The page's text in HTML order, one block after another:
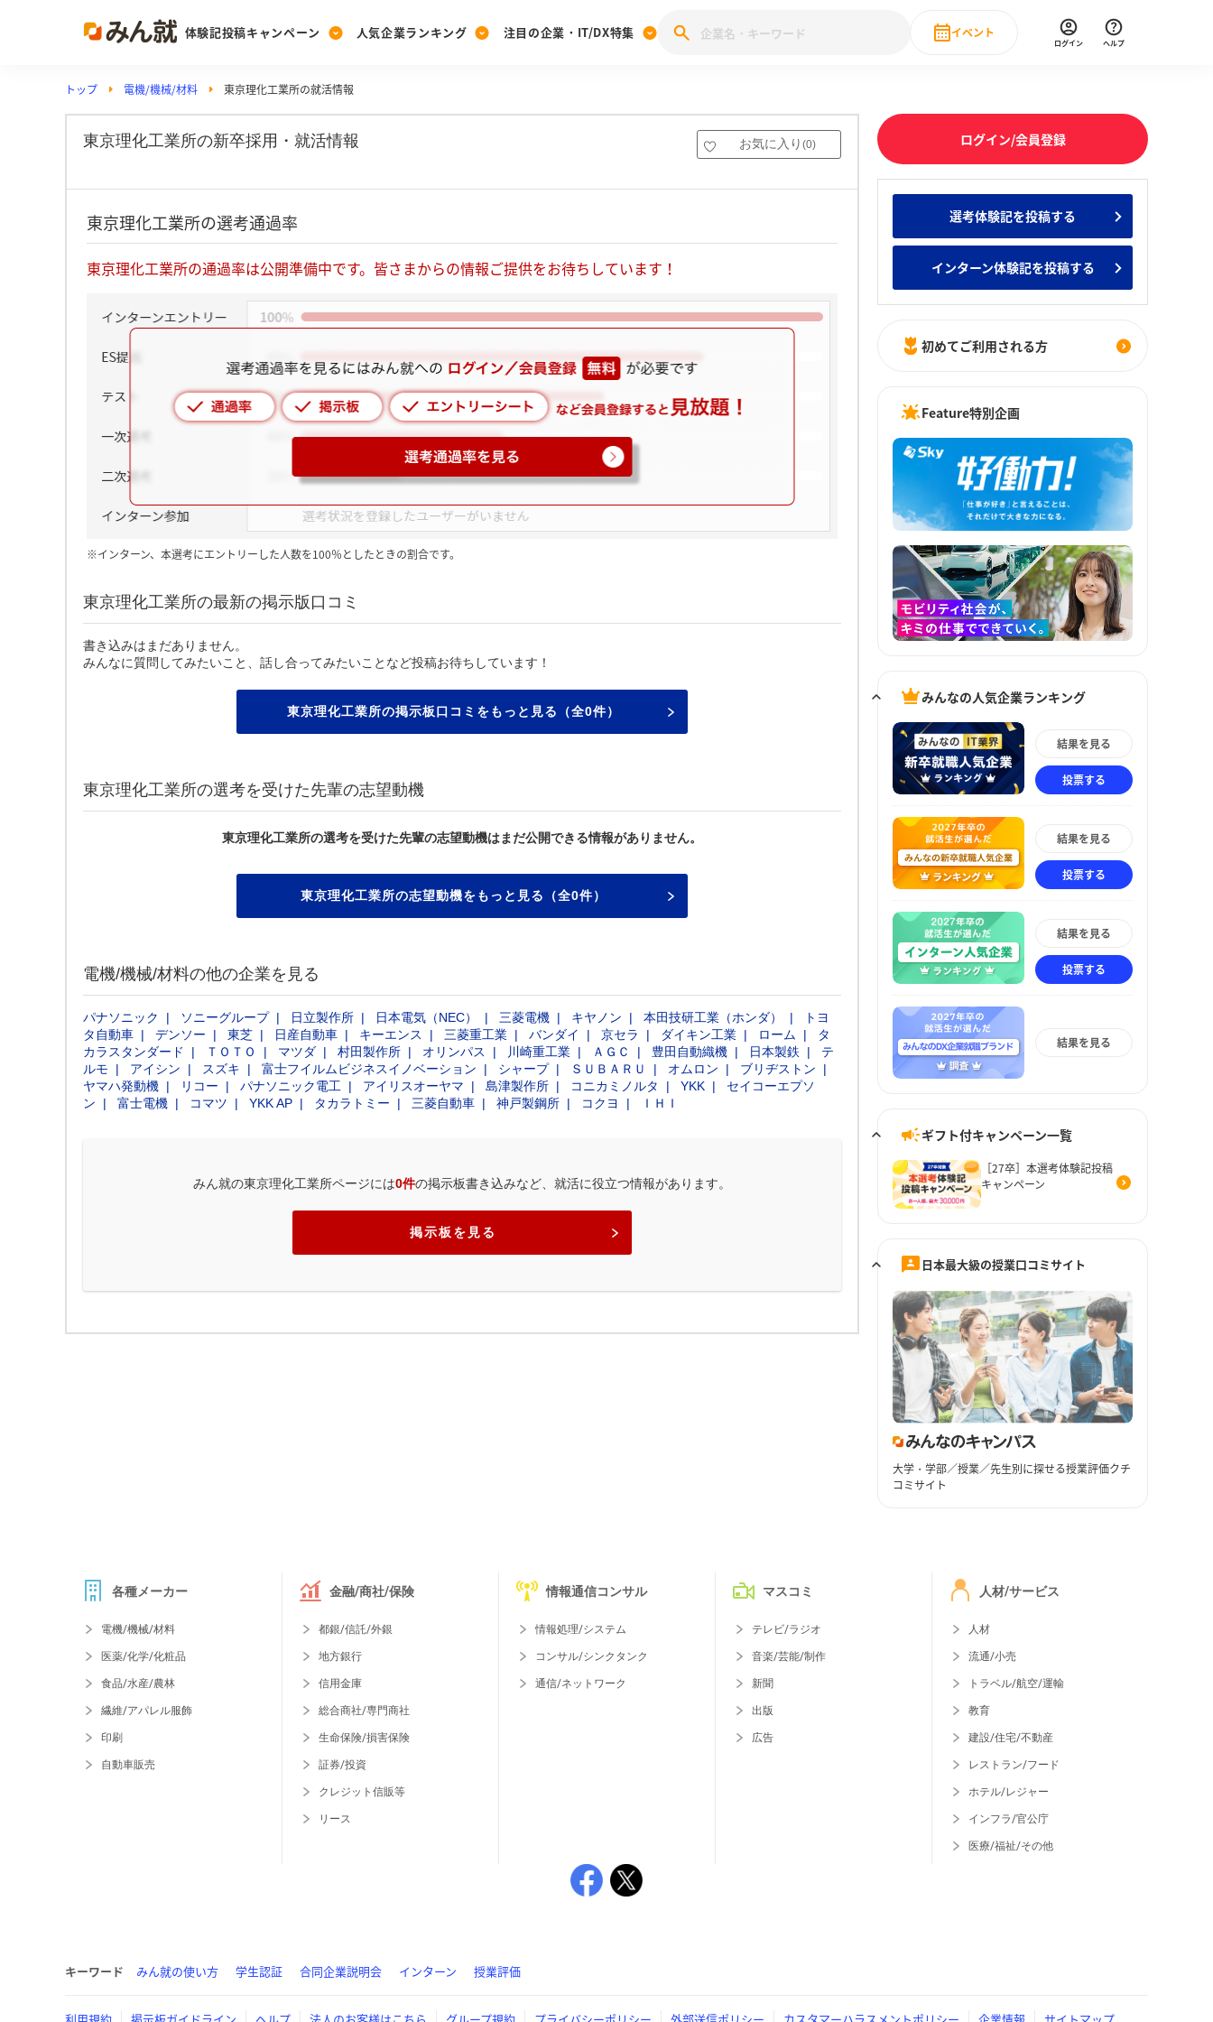
体験記投稿キャンペーン
Post
投稿する
[27卒] 本選考体験記投稿キャンペーン
人気企業ランキング
Ranking
ランキングを見る
投票する
みんなの新卒就職人気企業ランキング みんなのインターン人気企業ランキ
注目の企業・IT/DX特集
PickUp
注目の企業特集
28卒 IT・DX企業特集 27卒 IT・DX企業特集 28卒 IT・DX現場社員インタビュー
動画で知ろう！業界・企業研究
イベント
直近のイベント一覧
ログイン ヘルプ
トップ 電機/機械/材料 東京理化工業所の就活情報
東京理化工業所の新卒採用・就活情報 お気に入り (0)
東京理化工業所の選考通過率
東京理化工業所の通過率は公開準備中です。皆さまからの情報ご提供をお待ちしています！
※インターン、本選考にエントリーした人数を100％としたときの割合です。
東京理化工業所の最新の掲示版口コミ
書き込みはまだありません。
みんなに質問してみたいこと、話し合ってみたいことなど投稿お待ちしています！
東京理化工業所の掲示板口コミをもっと見る（全0件）
東京理化工業所の選考を受けた先輩の志望動機
東京理化工業所の選考を受けた先輩の志望動機はまだ公開できる情報がありません。
東京理化工業所の志望動機をもっと見る（全0件）
電機/機械/材料の他の企業を見る
パナソニック ソニーグループ 日立製作所 日本電気（NEC） 三菱電機 キヤノン 本田技研工業（ホンダ）
トヨ
タ自動車
デンソー 東芝 日産自動車 キーエンス 三菱重工業 バンダイ 京セラ ダイキン工業 ローム
タ
カラスタンダード
ＴＯＴＯ マツダ 村田製作所 オリンパス 川崎重工業 ＡＧＣ 豊田自動織機 日本製鉄
テ
ルモ
アイシン スズキ 富士フイルムビジネスイノベーション シャープ ＳＵＢＡＲＵ オムロン
ブリヂストン
ヤマハ発動機
リコー パナソニック電工 アイリスオーヤマ 島津製作所 コニカミノルタ YKK
セイコーエプソ
ン
富士電機 コマツ YKK AP タカラトミー 三菱自動車 神戸製鋼所 コクヨ ＩＨＩ
みん就の東京理化工業所ページには0件の掲示板書き込みなど、就活に役立つ情報があります。
掲示板を見る
ログイン/会員登録
選考体験記を投稿する
インターン体験記を投稿する
初めてご利用される方
Feature特別企画
みんなの人気企業ランキング
結果を見る
投票する
結果を見る
投票する
結果を見る
投票する
結果を見る
ギフト付キャンペーン一覧
［27卒］本選考体験記投稿
キャンペーン
日本最大級の授業口コミサイト
大学・学部／授業／先生別に探せる授業評価クチ
コミサイト
各種メーカー
電機/機械/材料
医薬/化学/化粧品
食品/水産/農林
繊維/アパレル服飾
印刷
自動車販売
金融/商社/保険
都銀/信託/外銀
地方銀行
信用金庫
総合商社/専門商社
生命保険/損害保険
証券/投資
クレジット信販等
リース
情報通信コンサル
情報処理/システム
コンサル/シンクタンク
通信/ネットワーク
マスコミ
テレビ/ラジオ
音楽/芸能/制作
新聞
出版
広告
人材/サービス
人材
流通/小売
トラベル/航空/運輸
教育
建設/住宅/不動産
レストラン/フード
ホテル/レジャー
インフラ/官公庁
医療/福祉/その他
キーワード みん就の使い方 学生認証 合同企業説明会 インターン 授業評価